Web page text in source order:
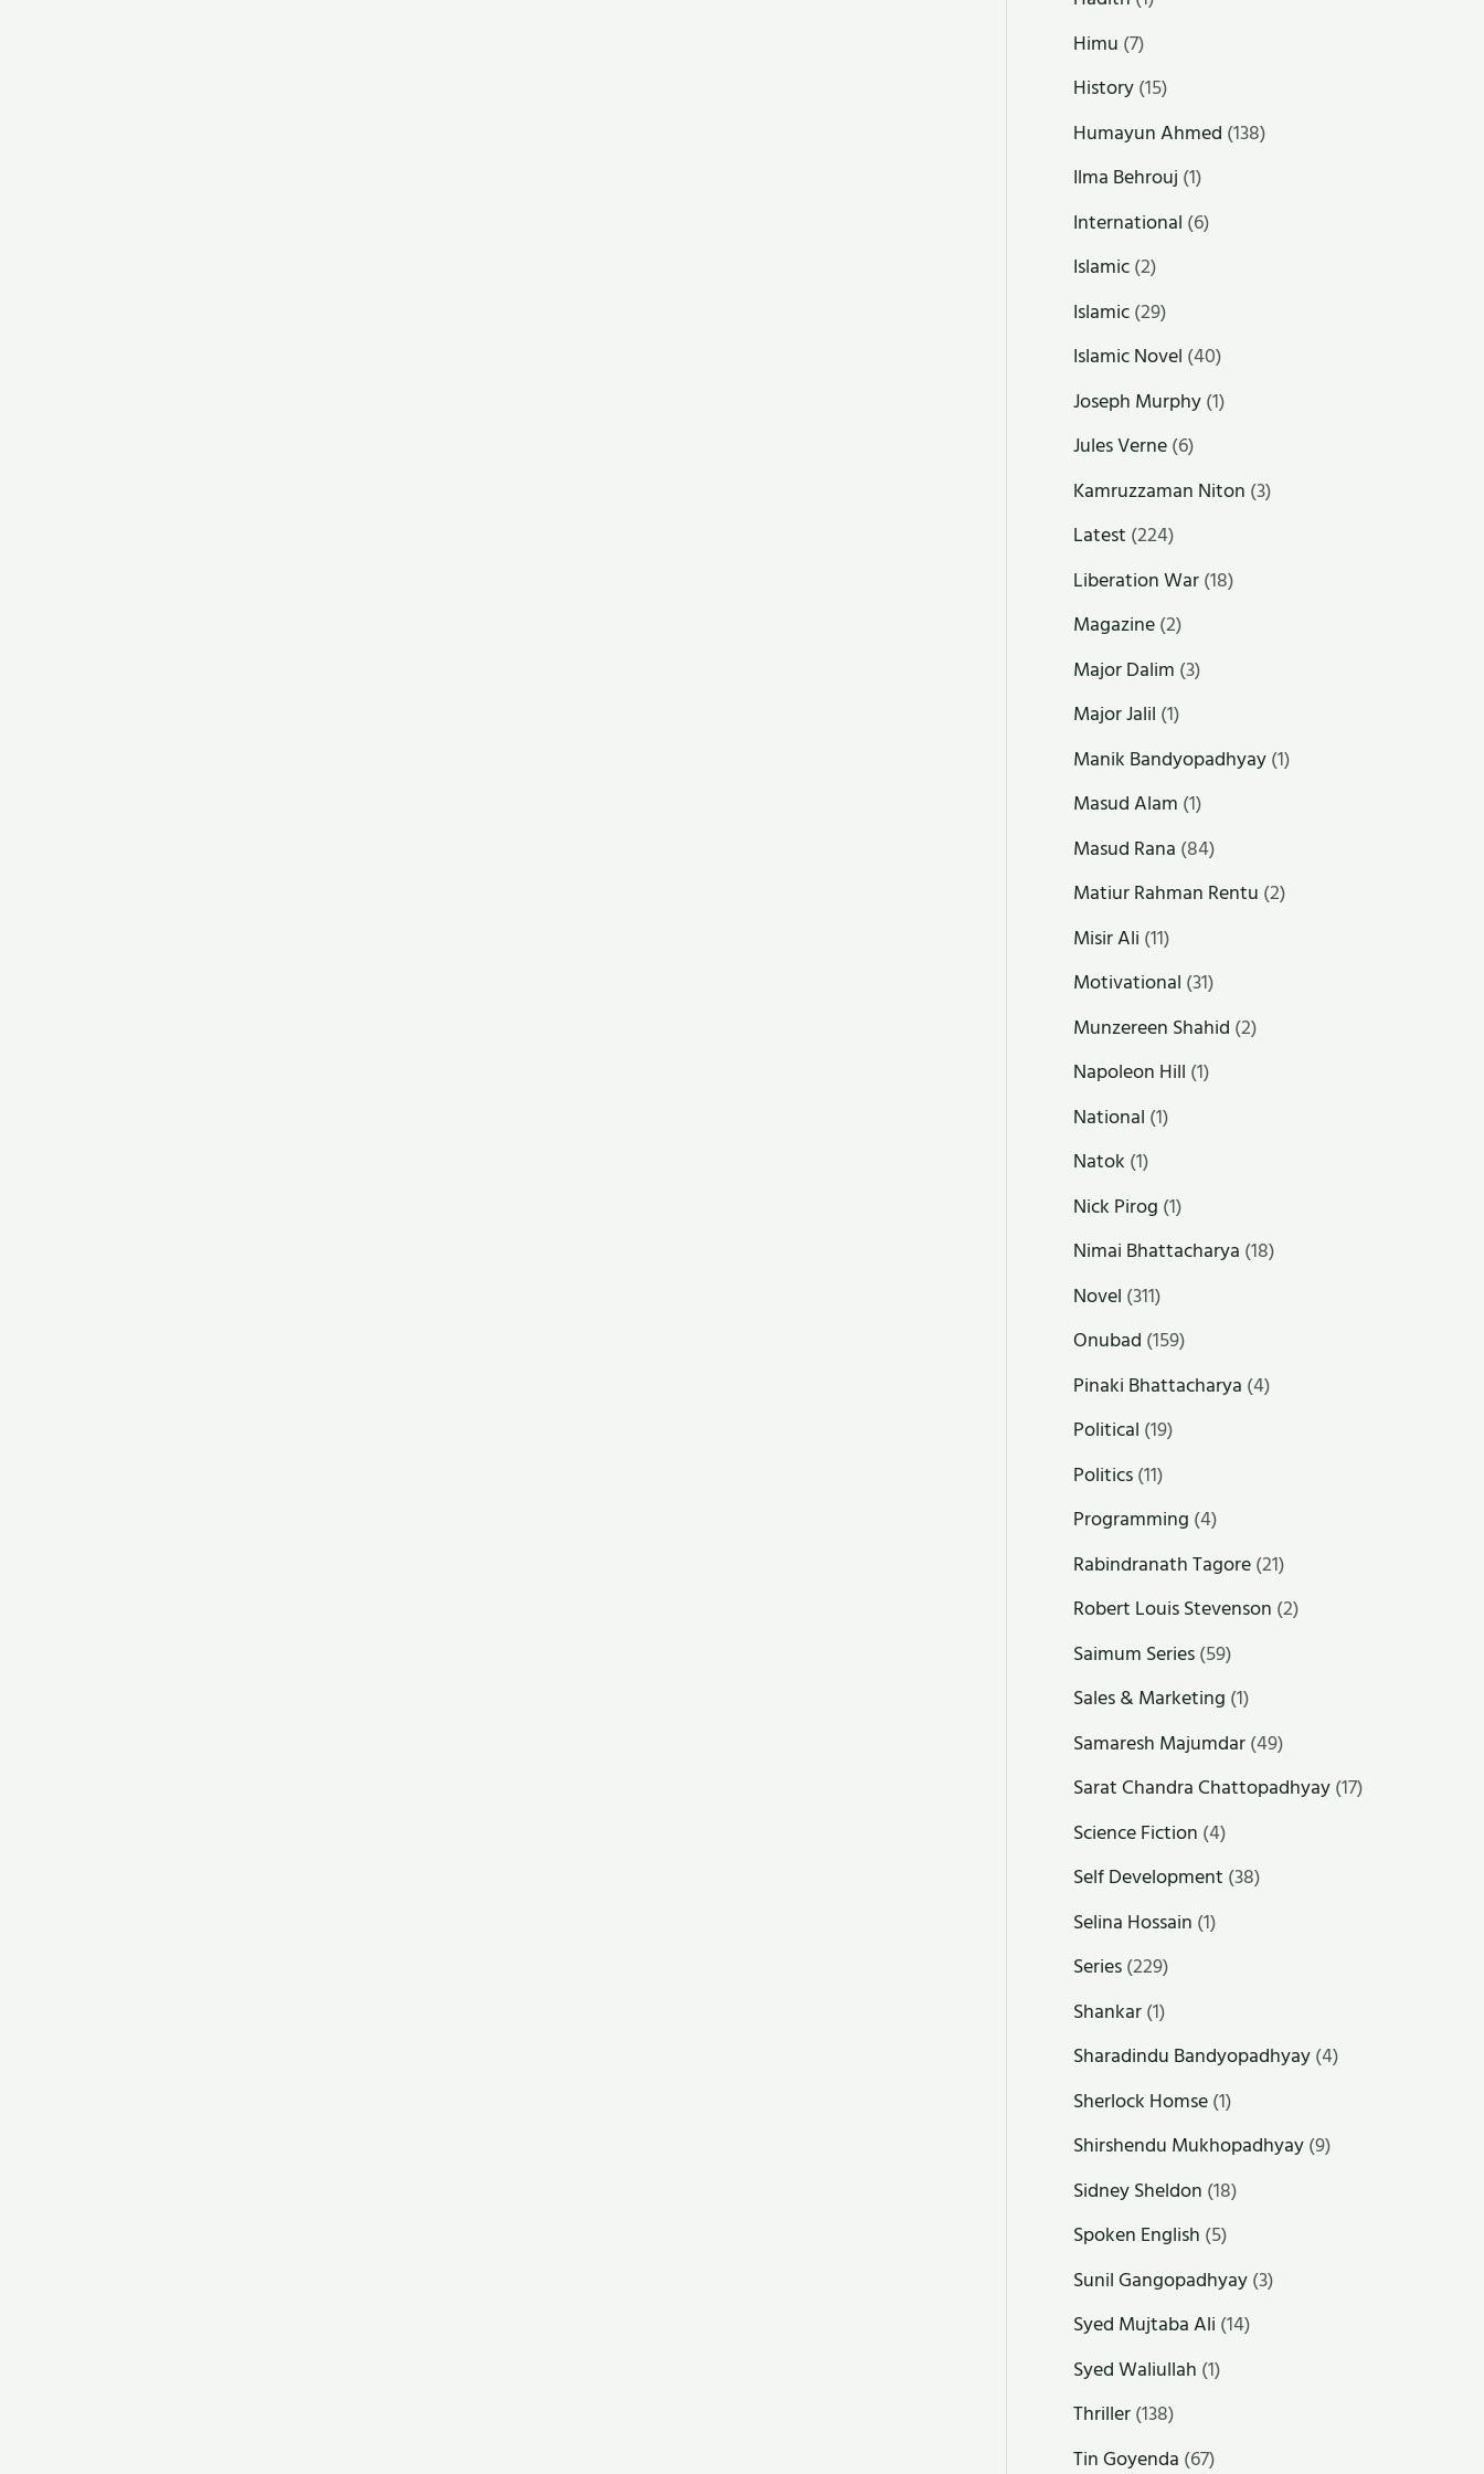
Himu (7)
History(15)
Humayun Ahmed (138)
Ilma Behrouj (1)
International (6)
Islamic(2)
Islamic(29)
Islamic Novel (40)
Joseph Murphy(1)
Jules Verne(6)
Kamruzzaman Niton (3)
Latest (224)
Liberation War(18)
Magazine(2)
Major Dalim (3)
Major Jalil (1)
Manik Bandyopadhyay(1)
Masud Alam (1)
Masud Rana (84)
Matiur Rahman Rentu (2)
Misir Ali (11)
Motivational (31)
Munzereen Shahid (2)
Napoleon Hill (1)
National (1)
Natok (1)
Nick Pirog (1)
Nimai Bhattacharya (18)
Novel (311)
Onubad (159)
Pinaki Bhattacharya (4)
Political (19)
Politics(11)
Programming (4)
Rabindranath Tagore(21)
Robert Louis Stevenson (2)
Saimum Series(59)
Sales & Marketing (1)
Samaresh Majumdar(49)
Sarat Chandra Chattopadhyay(17)
Science Fiction (4)
Self Development (38)
Selina Hossain (1)
Series(229)
Shankar(1)
Sharadindu Bandyopadhyay(4)
Sherlock Homse(1)
Shirshendu Mukhopadhyay(9)
Sidney Sheldon (18)
Spoken English (5)
Sunil Gangopadhyay(3)
Syed Mujtaba Ali (14)
Syed Waliullah (1)
Thriller(138)
Tin Goyenda (67)